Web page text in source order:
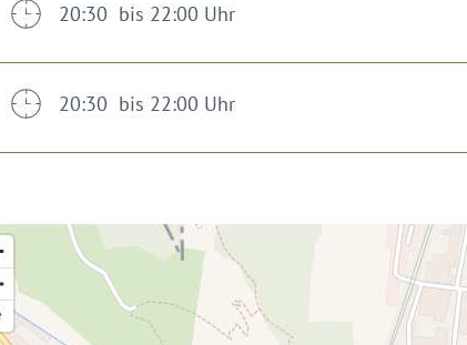
20:30 bis 22:00 Uhr
20:30 bis 22:00 Uhr